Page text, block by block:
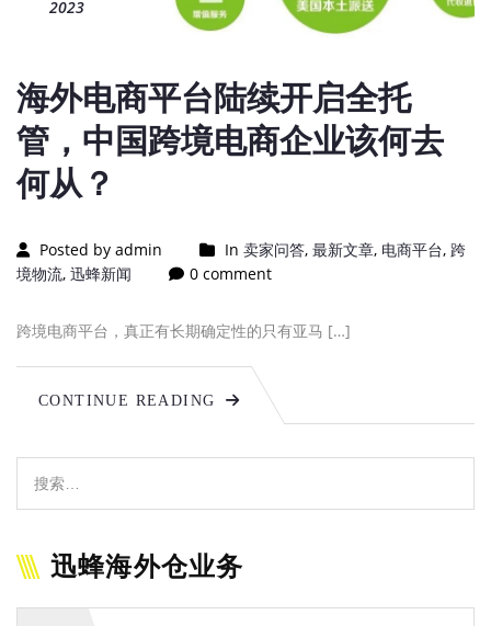
2023
海外电商平台陆续开启全托
管，中国跨境电商企业该何去
何从？
Posted by admin In 卖家问答, 最新文章, 电商平台, 跨
境物流, 迅蜂新闻 0 comment
跨境电商平台，真正有长期确定性的只有亚马 […]
CONTINUE READING
迅蜂海外仓业务